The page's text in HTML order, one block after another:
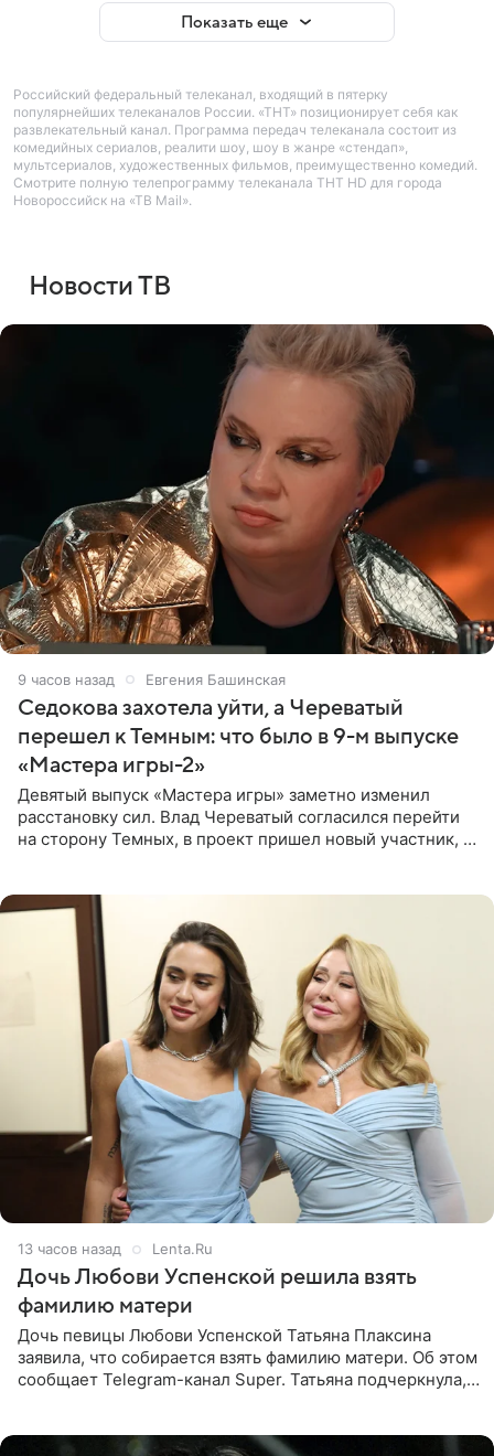
Показать еще
Российский федеральный телеканал, входящий в пятерку
популярнейших телеканалов России. «ТНТ» позиционирует себя как
развлекательный канал. Программа передач телеканала состоит из
комедийных сериалов, реалити шоу, шоу в жанре «стендап»,
мультсериалов, художественных фильмов, преимущественно комедий.
Смотрите полную телепрограмму телеканала ТНТ HD для города
Новороссийск на «ТВ Mail».
Новости ТВ
9 часов назад Евгения Башинская
Седокова захотела уйти, а Череватый
перешел к Темным: что было в 9-м выпуске
«Мастера игры-2»
Девятый выпуск «Мастера игры» заметно изменил
расстановку сил. Влад Череватый согласился перейти
на сторону Темных, в проект пришел новый участник, а
13 часов назад Lenta.Ru
Дочь Любови Успенской решила взять
фамилию матери
Дочь певицы Любови Успенской Татьяна Плаксина
заявила, что собирается взять фамилию матери. Об этом
сообщает Telegram-канал Super. Татьяна подчеркнула,